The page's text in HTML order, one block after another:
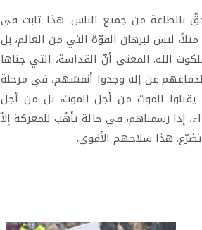
بالطاعة من جميع الناس. هذا ثابت في
ليس لبرهان القوّة التي من العالم، بل
الله. المعنى أنّ القداسة، التي جناها
لدفاعهم عن إله وجدوا أنفسَهم، في مرحلة
يقبلوا الموت من أجل الموت، بل من أجل
إذا رسمناهم، في حالة تأهّب للمعركة إلاّ
تضرّع. هذا سلاحهم الأقوى.